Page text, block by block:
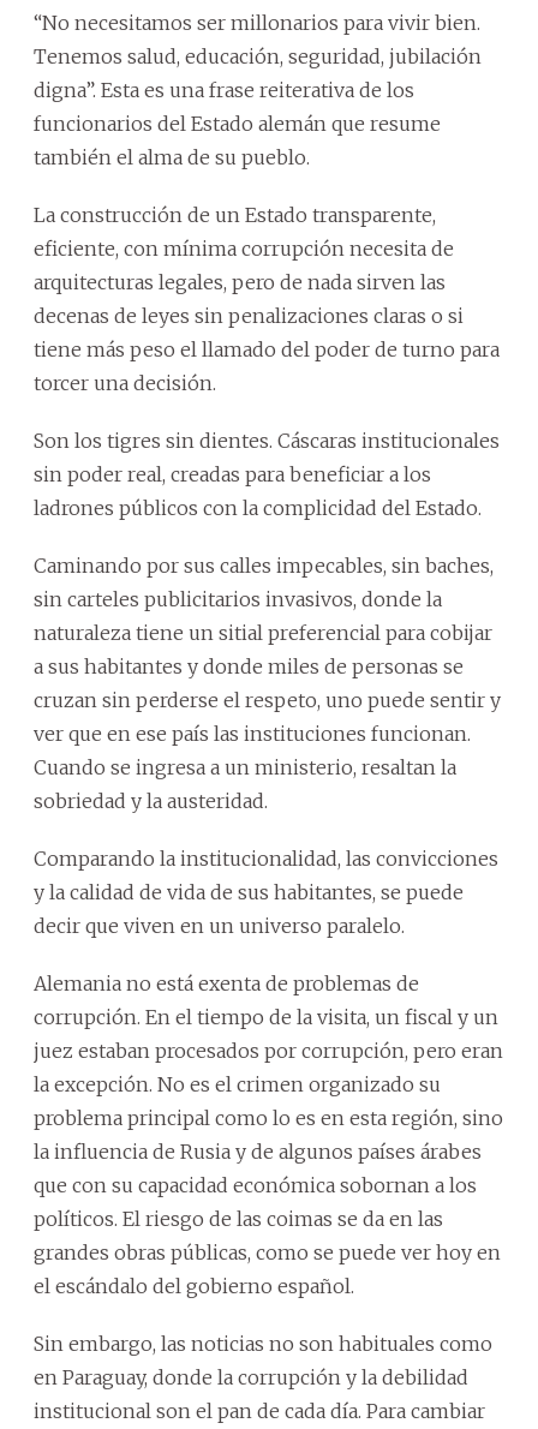
“No necesitamos ser millonarios para vivir bien.
Tenemos salud, educación, seguridad, jubilación
digna”. Esta es una frase reiterativa de los
funcionarios del Estado alemán que resume
también el alma de su pueblo.
La construcción de un Estado transparente,
eficiente, con mínima corrupción necesita de
arquitecturas legales, pero de nada sirven las
decenas de leyes sin penalizaciones claras o si
tiene más peso el llamado del poder de turno para
torcer una decisión.
Son los tigres sin dientes. Cáscaras institucionales
sin poder real, creadas para beneficiar a los
ladrones públicos con la complicidad del Estado.
Caminando por sus calles impecables, sin baches,
sin carteles publicitarios invasivos, donde la
naturaleza tiene un sitial preferencial para cobijar
a sus habitantes y donde miles de personas se
cruzan sin perderse el respeto, uno puede sentir y
ver que en ese país las instituciones funcionan.
Cuando se ingresa a un ministerio, resaltan la
sobriedad y la austeridad.
Comparando la institucionalidad, las convicciones
y la calidad de vida de sus habitantes, se puede
decir que viven en un universo paralelo.
Alemania no está exenta de problemas de
corrupción. En el tiempo de la visita, un fiscal y un
juez estaban procesados por corrupción, pero eran
la excepción. No es el crimen organizado su
problema principal como lo es en esta región, sino
la influencia de Rusia y de algunos países árabes
que con su capacidad económica sobornan a los
políticos. El riesgo de las coimas se da en las
grandes obras públicas, como se puede ver hoy en
el escándalo del gobierno español.
Sin embargo, las noticias no son habituales como
en Paraguay, donde la corrupción y la debilidad
institucional son el pan de cada día. Para cambiar